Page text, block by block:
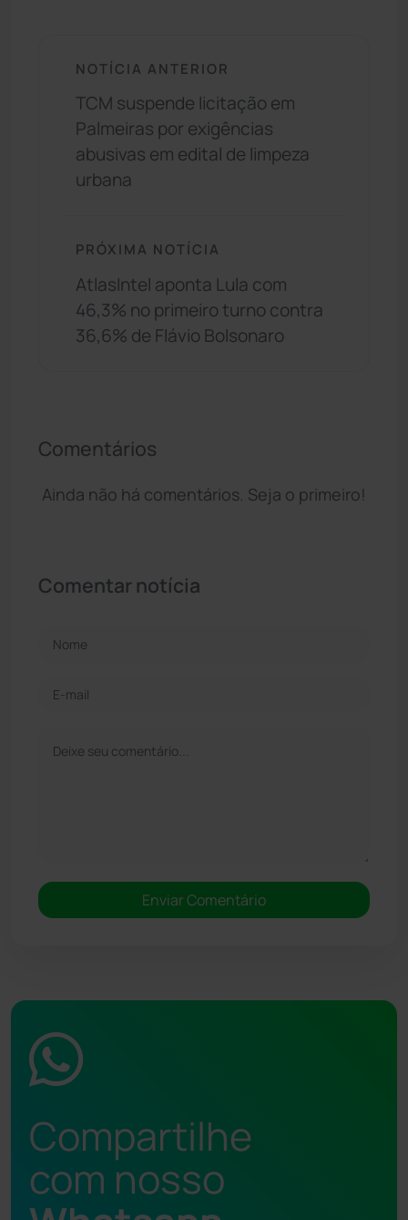
NOTÍCIA ANTERIOR
TCM suspende licitação em
Palmeiras por exigências
abusivas em edital de limpeza
urbana
PRÓXIMA NOTÍCIA
AtlasIntel aponta Lula com
46,3% no primeiro turno contra
36,6% de Flávio Bolsonaro
Comentários
Ainda não há comentários. Seja o primeiro!
Comentar notícia
Compartilhe
com nosso